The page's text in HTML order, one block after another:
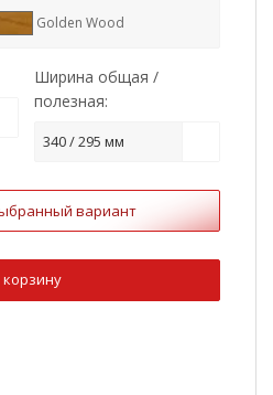
Golden Wood
Snow Wood
Ширина общая /
полезная:
340 / 295 мм
вариант
корзину